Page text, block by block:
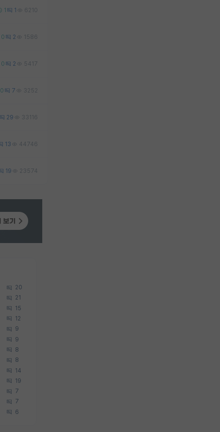
1 1 6210
0 2 1586
0 2 5417
0 7 3252
29 33116
13 44746
19 23574
20
21
15
12
9
9
8
8
14
19
7
7
6